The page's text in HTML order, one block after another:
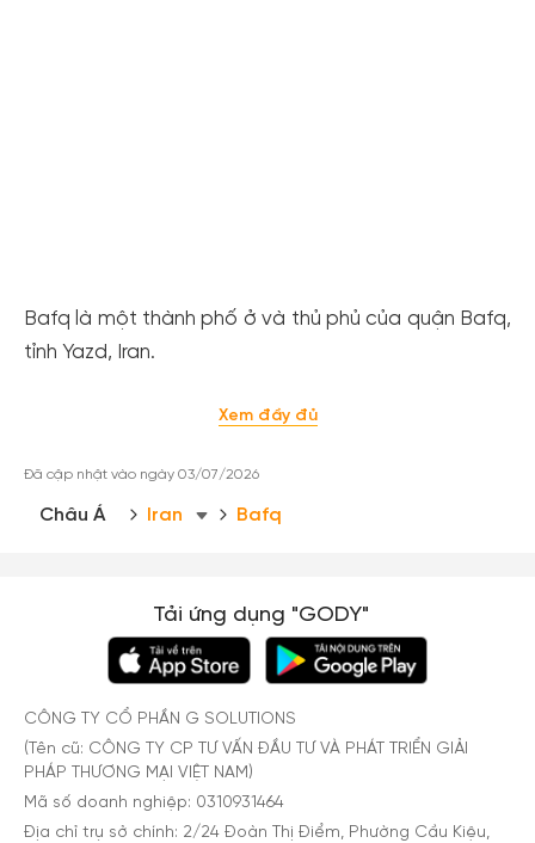
Bafq là một thành phố ở và thủ phủ của quận Bafq,
tỉnh Yazd, Iran.
Xem đầy đủ
Đã cập nhật vào ngày 03/07/2026
Châu Á Iran Bafq
Tải ứng dụng "GODY"
CÔNG TY CỔ PHẦN G SOLUTIONS
(Tên cũ: CÔNG TY CP TƯ VẤN ĐẦU TƯ VÀ PHÁT TRIỂN GIẢI
PHÁP THƯƠNG MẠI VIỆT NAM)
Mã số doanh nghiệp: 0310931464
Địa chỉ trụ sở chính: 2/24 Đoàn Thị Điểm, Phường Cầu Kiệu,